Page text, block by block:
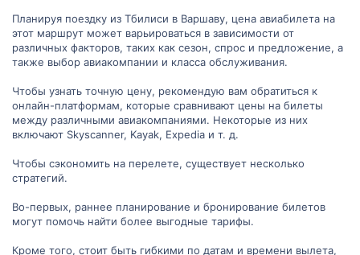
Планируя поездку из Тбилиси в Варшаву, цена авиабилета на
этот маршрут может варьироваться в зависимости от
различных факторов, таких как сезон, спрос и предложение, а
также выбор авиакомпании и класса обслуживания.
Чтобы узнать точную цену, рекомендую вам обратиться к
онлайн-платформам, которые сравнивают цены на билеты
между различными авиакомпаниями. Некоторые из них
включают Skyscanner, Kayak, Expedia и т. д.
Чтобы сэкономить на перелете, существует несколько
стратегий.
Во-первых, раннее планирование и бронирование билетов
могут помочь найти более выгодные тарифы.
Кроме того, стоит быть гибкими по датам и времени вылета,